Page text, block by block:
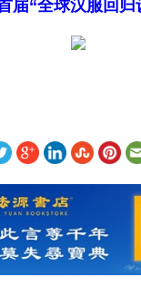
届“全球汉服回